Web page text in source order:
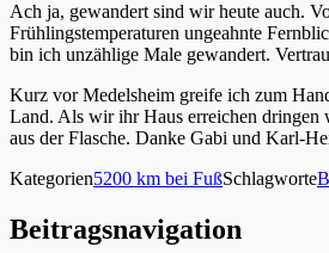
Ach ja, gewandert sind wir heute auch.
Frühlingstemperaturen ungeahnte
bin ich unzählige Male gewandert.
Kurz vor Medelsheim greife ich zum
Land. Als wir ihr Haus erreichen
aus der Flasche. Danke Gabi und Karl-
Kategorien5200 km bei FußSchlagworte
Beitragsnavigation